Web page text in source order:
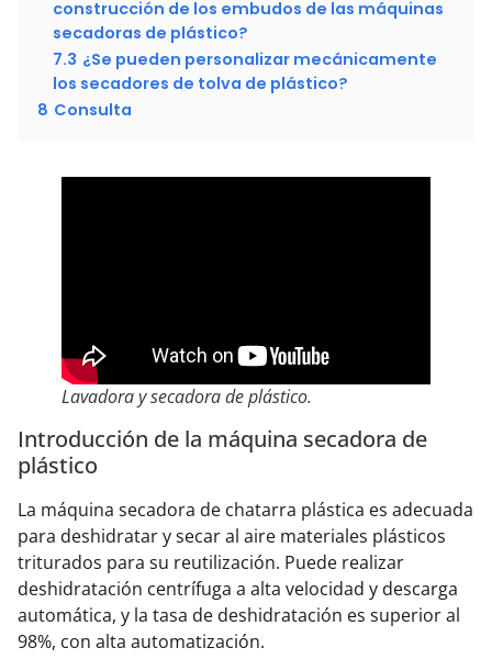
construcción de los embudos de las máquinas
secadoras de plástico?
7.3 ¿Se pueden personalizar mecánicamente
los secadores de tolva de plástico?
8 Consulta
Lavadora y secadora de plástico.
Introducción de la máquina secadora de
plástico
La máquina secadora de chatarra plástica es adecuada
para deshidratar y secar al aire materiales plásticos
triturados para su reutilización. Puede realizar
deshidratación centrífuga a alta velocidad y descarga
automática, y la tasa de deshidratación es superior al
98%, con alta automatización.